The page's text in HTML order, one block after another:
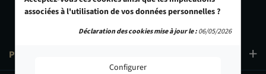
PRODUITS
associées à l'utilisation de vos données personnelles ?
Configurer
Déclaration des cookies mise à jour le :06/05/2026